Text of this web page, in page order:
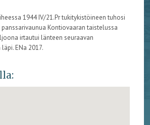
1944 IV/21.Pr tukitykistöineen tuhosi
Kontiovaaran taistelussa
irtautui länteen seuraavan
ENa 2017.